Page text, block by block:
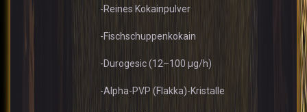
-Reines Kokainpulver
-Fischschuppenkokain
-Durogesic (12–100 µg/h)
-Alpha-PVP (Flakka)-Kristalle